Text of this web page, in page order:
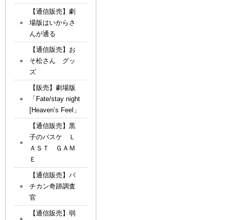
【通信販売】劇
場版はいからさ
んが通る
【通信販売】お
そ松さん グッ
ズ
【販売】劇場版
「Fate/stay night
[Heaven’s Feel」
【通信販売】黒
子のバスケ Ｌ
ＡＳＴ ＧＡＭ
Ｅ
【通信販売】バ
チカン奇跡調査
官
【通信販売】弱